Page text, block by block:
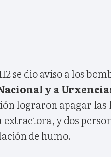
se dio aviso a los
y a
lograron apagar las
extractora, y dos
de humo.